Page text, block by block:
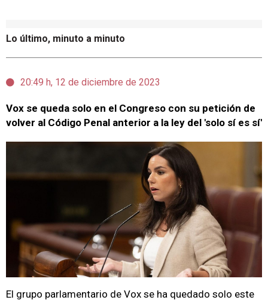
Lo último, minuto a minuto
20:49 h, 12 de diciembre de 2023
Vox se queda solo en el Congreso con su petición de
volver al Código Penal anterior a la ley del 'solo sí es sí'
El grupo parlamentario de Vox se ha quedado solo este